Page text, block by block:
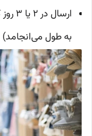
به طول می‌انجامد)